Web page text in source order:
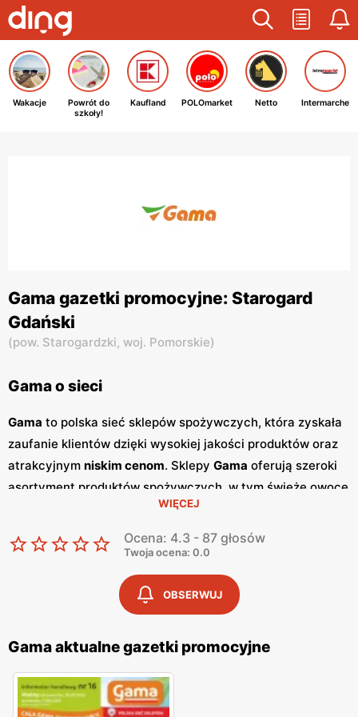
Wakacje
Powrót do
szkoły!
Kaufland POLOmarket Netto Intermarche
Gama gazetki promocyjne: Starogard
Gdański
(pow. Starogardzki, woj. Pomorskie)
Gama o sieci
Gama to polska sieć sklepów spożywczych, która zyskała
zaufanie klientów dzięki wysokiej jakości produktów oraz
atrakcyjnym niskim cenom. Sklepy Gama oferują szeroki
asortyment produktów spożywczych, w tym świeże owoce
i warzywa, pieczywo, nabiał, mięso oraz artykuły
codziennego użytku. Klienci cenią sobie bogaty wybór
oraz częstepromocje, które umożliwiają oszczędności na
zakupach. Jednym z kluczowych elementów strategii
Gama są regularnie wydawane
Gazetkite prezentują najnowsze
specjalne oferty oraz sezonowe wyprzedaże, dzięki czemu
klienci mogą planować swoje zakupy i korzystać z
wyjątkowych okazji cenowych. Publikacje te są dostępne
zarówno w formie papierowej w sklepach, jak i online, co
WIĘCEJ
Ocena: 4.3 - 87 głosów
Twoja ocena: 0.0
OBSERWUJ
Gama aktualne gazetki promocyjne